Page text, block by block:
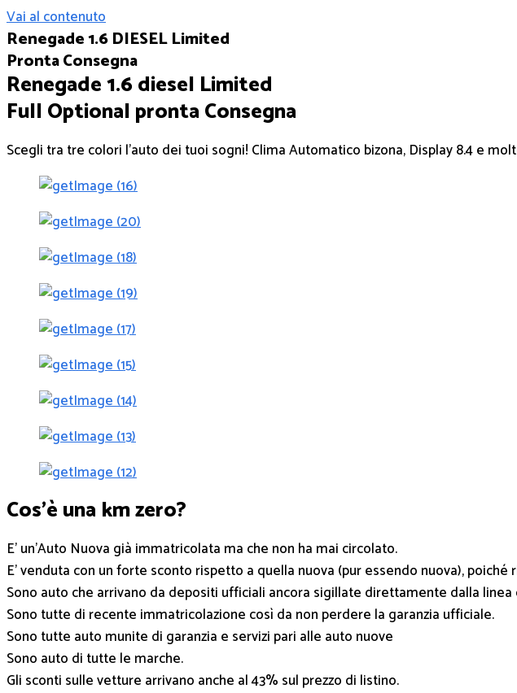
Vai al contenuto
Renegade 1.6 DIESEL Limited
Pronta Consegna
Renegade 1.6 diesel Limited
Full Optional pronta Consegna
Scegli tra tre colori l’auto dei tuoi sogni! Clima Automatico bizona, Display 8.4 e
Cos'è una km zero?
E’ un’Auto Nuova già immatricolata ma che non ha mai circolato.
E’ venduta con un forte sconto rispetto a quella nuova (pur essendo nuova),
Sono auto che arrivano da depositi ufficiali ancora sigillate direttamente dalla linea
Sono tutte di recente immatricolazione così da non perdere la garanzia ufficiale.
Sono tutte auto munite di garanzia e servizi pari alle auto nuove
Sono auto di tutte le marche.
Gli sconti sulle vetture arrivano anche al 43% sul prezzo di listino.